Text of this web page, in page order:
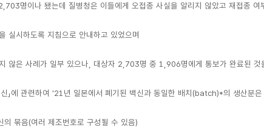
명이나 됐는데 질병청은 이들에게 오접종 사실을 알리지 않았고 재접종 여
실시하도록 지침으로 안내하고 있었으며
않은 사례가 일부 있으나, 대상자 2,703명 중 1,906명에게 통보가 완료된 것
」에 관련하여 ’21년 일본에서 폐기된 백신과 동일한 배치(batch)*의 생산분
묶음(여러 제조번호로 구성될 수 있음)